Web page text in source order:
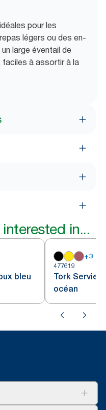
pour les
légers ou des en-
large éventail de
à assortir à la
in...
bleu
+3
477619
Tork
océan